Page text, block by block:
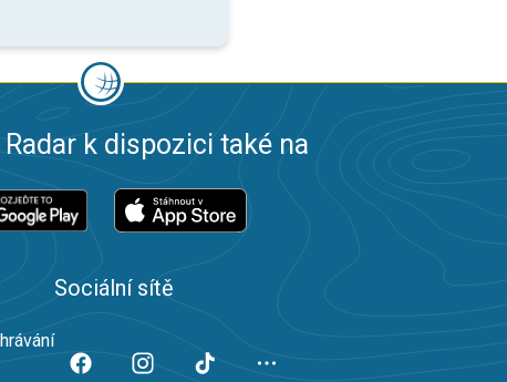
Radar k dispozici také na
Sociální sítě